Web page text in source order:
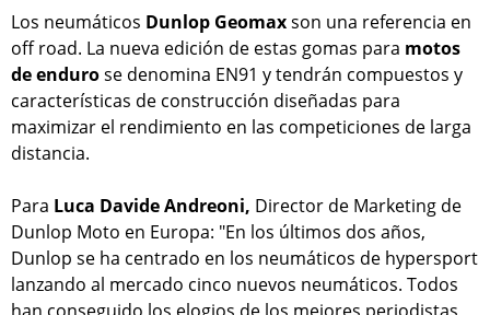
Los neumáticos Dunlop Geomaxson una referencia en
off road. La nueva edición de estas gomas para motos
de endurose denomina EN91 y tendrán compuestos y
características de construcción diseñadas para
maximizar el rendimiento en las competiciones de larga
distancia.
Para Luca Davide Andreoni, Director de Marketing de
Dunlop Moto en Europa: "En los últimos dos años,
Dunlop se ha centrado en los neumáticos de hypersport
lanzando al mercado cinco nuevos neumáticos. Todos